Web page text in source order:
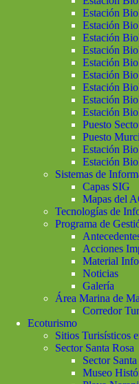
Estación
Estación
Estación
Estación
Estación
Estación
Estación
Estación
Estación
Puesto
Puesto
Estación
Estación
Sistemas de
Capas SIG
Mapas del
Tecnologías de
Programa de
Acciones
Material
Noticias
Galería
Área Marina de
Corredor
Ecoturismo
Sitios Turisísticos
Sector Santa Rosa
Sector
Museo